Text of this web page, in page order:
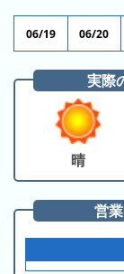
時
間
ー
カ
レ
ン
ダ
ト
ラ
ン
一
覧
ョ
ッ
プ
一
ア
ト
ラ
ン
一
覧
攻
ド
東
京
ド
ム
シ
テ
ィ
と
06/19 06/20
実際
晴
営